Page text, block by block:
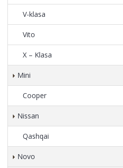
V-klasa
Vito
X – Klasa
Mini
Cooper
Nissan
Qashqai
Novo